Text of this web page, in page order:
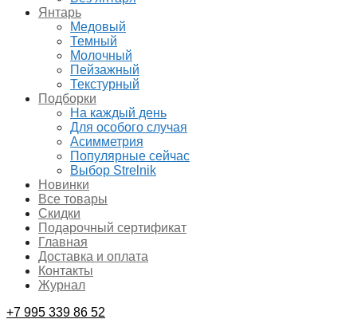
Янтарь
Медовый
Темный
Молочный
Пейзажный
Текстурный
Подборки
На каждый день
Для особого случая
Асимметрия
Популярные сейчас
Выбор Strelnik
Новинки
Все товары
Скидки
Подарочный сертификат
Главная
Доставка и оплата
Контакты
Журнал
+7 995 339 86 52